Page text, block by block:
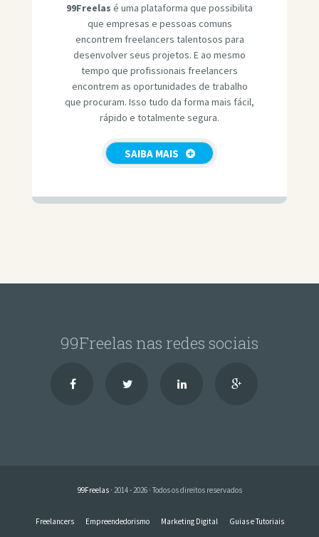
99Freelas é uma plataforma que possibilita
que empresas e pessoas comuns
encontrem freelancers talentosos para
desenvolver seus projetos. E ao mesmo
tempo que profissionais freelancers
encontrem as oportunidades de trabalho
que procuram. Isso tudo da forma mais fácil,
rápido e totalmente segura.
SAIBA MAIS
99Freelas nas redes sociais
99Freelas· 2014 - 2026 · Todos os direitos reservados
Freelancers Empreendedorismo Marketing Digital Guias e Tutoriais